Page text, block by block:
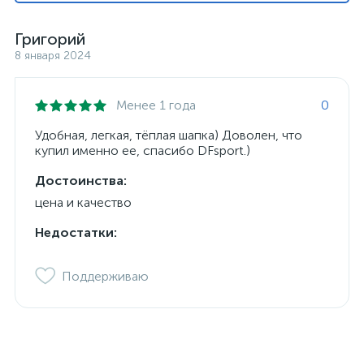
Григорий
8 января 2024
Менее 1 года
0
Удобная, легкая, тёплая шапка) Доволен, что
купил именно ее, спасибо DFsport.)
Достоинства:
цена и качество
Недостатки:
Поддерживаю